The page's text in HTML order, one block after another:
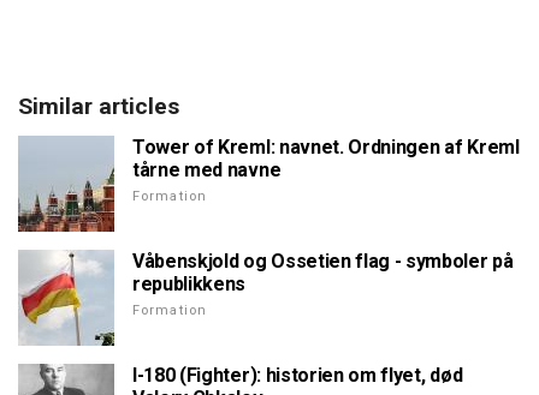
Similar articles
Tower of Kreml: navnet. Ordningen af Kreml
tårne med navne
Formation
Våbenskjold og Ossetien flag - symboler på
republikkens
Formation
I-180 (Fighter): historien om flyet, død